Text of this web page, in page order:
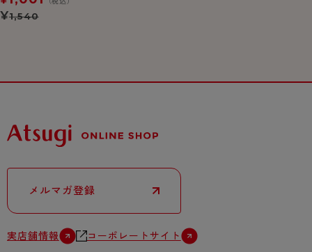
ット柄
¥1,540
メルマガ登録
実店舗情報 コーポレートサイト